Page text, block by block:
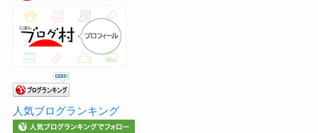
人気ブログランキング